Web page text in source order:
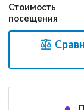
Стоимость
посещения